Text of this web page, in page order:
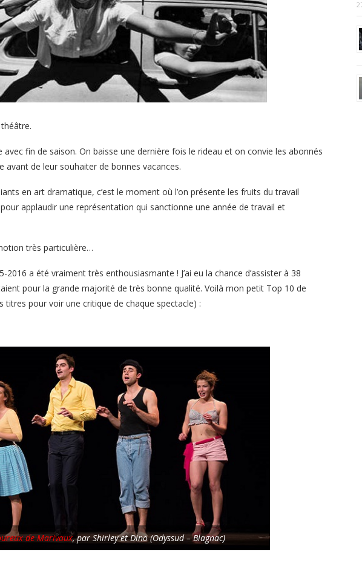
avec fin de saison. On baisse une dernière fois le rideau et on convie les abonnés
avant de leur souhaiter de bonnes vacances.
en art dramatique, c’est le moment où l’on présente les fruits du travail
applaudir une représentation qui sanctionne une année de travail et
très particulière…
a été vraiment très enthousiasmante ! J’ai eu la chance d’assister à 38
pour la grande majorité de très bonne qualité. Voilà mon petit Top 10 de
titres pour voir une critique de chaque spectacle) :
de Marivaux, par Shirley et Dino (Odyssud – Blagnac)